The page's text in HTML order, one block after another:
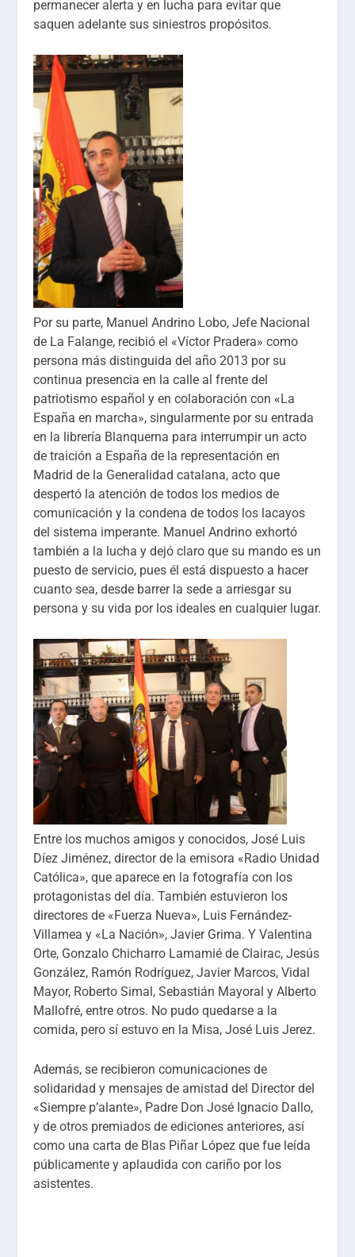
permanecer alerta y en lucha para evitar que
saquen adelante sus siniestros propósitos.
Por su parte, Manuel Andrino Lobo, Jefe Nacional
de La Falange, recibió el «Víctor Pradera» como
persona más distinguida del año 2013 por su
continua presencia en la calle al frente del
patriotismo español y en colaboración con «La
España en marcha», singularmente por su entrada
en la librería Blanquerna para interrumpir un acto
de traición a España de la representación en
Madrid de la Generalidad catalana, acto que
despertó la atención de todos los medios de
comunicación y la condena de todos los lacayos
del sistema imperante. Manuel Andrino exhortó
también a la lucha y dejó claro que su mando es un
puesto de servicio, pues él está dispuesto a hacer
cuanto sea, desde barrer la sede a arriesgar su
persona y su vida por los ideales en cualquier lugar.
Entre los muchos amigos y conocidos, José Luis
Díez Jiménez, director de la emisora «Radio Unidad
Católica», que aparece en la fotografía con los
protagonistas del día. También estuvieron los
directores de «Fuerza Nueva», Luis Fernández-
Villamea y «La Nación», Javier Grima. Y Valentina
Orte, Gonzalo Chicharro Lamamié de Clairac, Jesús
González, Ramón Rodríguez, Javier Marcos, Vidal
Mayor, Roberto Simal, Sebastián Mayoral y Alberto
Mallofré, entre otros. No pudo quedarse a la
comida, pero sí estuvo en la Misa, José Luis Jerez.
Además, se recibieron comunicaciones de
solidaridad y mensajes de amistad del Director del
«Siempre p’alante», Padre Don José Ignacio Dallo,
y de otros premiados de ediciones anteriores, así
como una carta de Blas Piñar López que fue leída
públicamente y aplaudida con cariño por los
asistentes.